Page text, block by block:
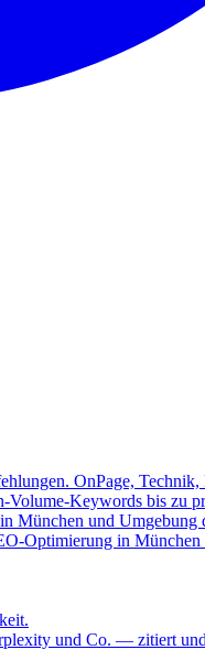
OnPage,
Keywords bis zu
München und
Optimierung in
und Co. — zitiert